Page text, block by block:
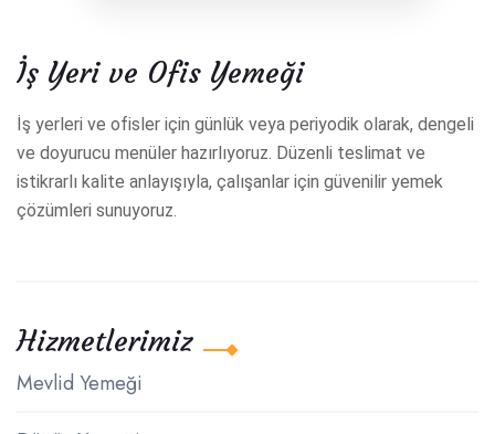
İş Yeri ve Ofis Yemeği
İş yerleri ve ofisler için günlük veya periyodik olarak, dengeli
ve doyurucu menüler hazırlıyoruz. Düzenli teslimat ve
istikrarlı kalite anlayışıyla, çalışanlar için güvenilir yemek
çözümleri sunuyoruz.
Hizmetlerimiz
Mevlid Yemeği